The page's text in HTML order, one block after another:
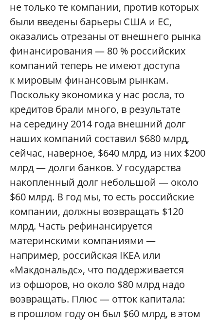
не только те компании, против которых
были введены барьеры США и ЕС,
оказались отрезаны от внешнего рынка
финансирования — 80 % российских
компаний теперь не имеют доступа
к мировым финансовым рынкам.
Поскольку экономика у нас росла, то
кредитов брали много, в результате
на середину 2014 года внешний долг
наших компаний составил $680 млрд,
сейчас, наверное, $640 млрд, из них $200
млрд — долги банков. У государства
накопленный долг небольшой — около
$60 млрд. В год мы, то есть российские
компании, должны возвращать $120
млрд. Часть рефинансируется
материнскими компаниями —
например, российская IKEA или
«Макдональдс», что поддерживается
из офшоров, но около $80 млрд надо
возвращать. Плюс — отток капитала:
в прошлом году он был $60 млрд, в этом